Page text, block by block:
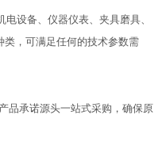
设备、仪器仪表、夹具磨具、
，可满足任何的技术参数需
品承诺源头一站式采购，确保原